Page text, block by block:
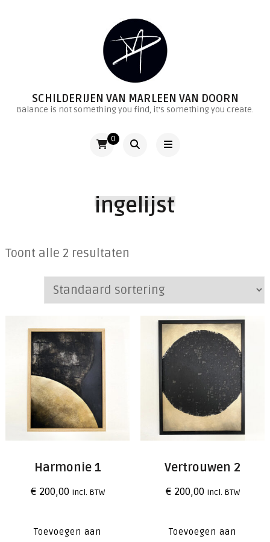
SCHILDERIJEN VAN MARLEEN VAN DOORN
Balance is not something you find, it's something you create.
0
ingelijst
Toont alle 2 resultaten
Harmonie 1
€ 200,00 incl. BTW
Toevoegen aan
Vertrouwen 2
€ 200,00 incl. BTW
Toevoegen aan